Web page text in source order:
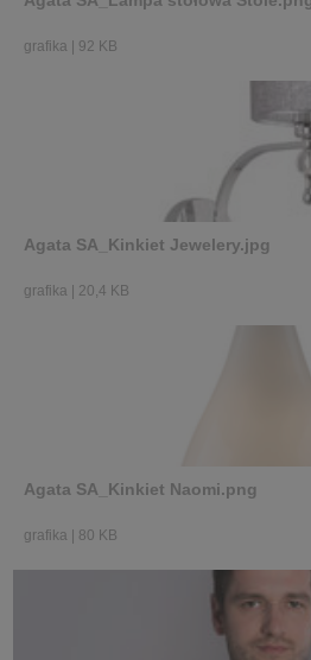
grafika 92 KB
Agata SA_Kinkiet Jewelery.jpg
grafika 20,4 KB
Agata SA_Kinkiet Naomi.png
grafika 80 KB